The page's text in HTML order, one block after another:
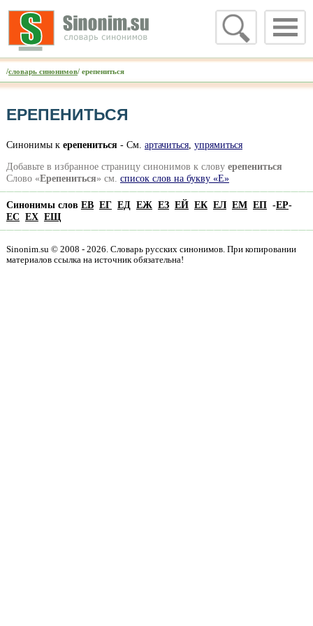
/словарь синонимов/ ерепениться
ЕРЕПЕНИТЬСЯ
Синонимы к ерепениться- См. артачиться, упрямиться
Добавьте в избранное страницу синонимов к слову ерепениться
Слово «Ерепениться» см. список слов на букву «Е»
Синонимы слов ЕВ ЕГ ЕД ЕЖ ЕЗ ЕЙ ЕК ЕЛ ЕМ ЕП-ЕР-
ЕС ЕХ ЕЩ
Sinonim.su © 2008 - 2026. Словарь русских синонимов. При копировании
материалов ссылка на источник обязательна!